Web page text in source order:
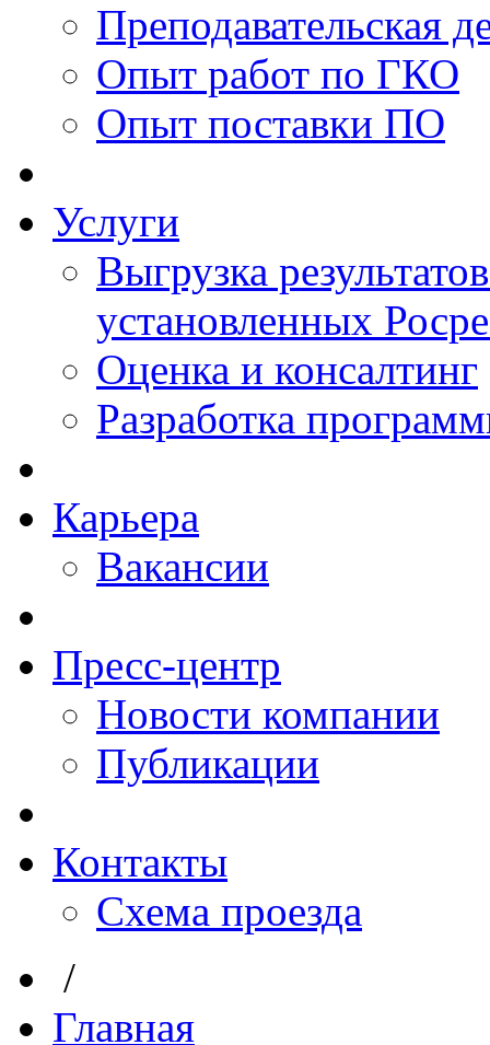
Преподавательская
Опыт работ по ГКО
Опыт поставки ПО
Услуги
Выгрузка
установленных
Оценка и консалтинг
Разработка
Карьера
Вакансии
Пресс-центр
Новости компании
Публикации
Контакты
Схема проезда
/
Главная